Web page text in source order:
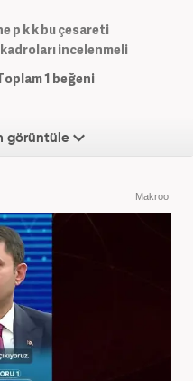
p k k bu çesareti
incelenmeli
1 beğeni
görüntüle
Makroo